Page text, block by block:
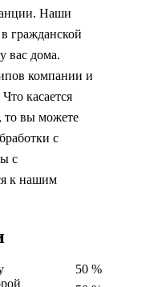
Наши
гражданской
вас дома.
компании и
касается
то вы можете
с
с
к нашим
50 %